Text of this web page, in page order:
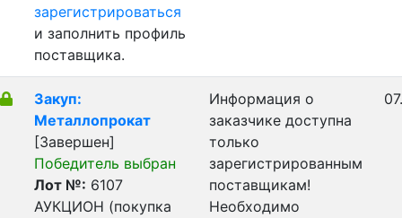
зарегистрироваться
и заполнить профиль
поставщика.
Закуп:
Металлопрокат
[Завершен]
Победитель выбран
Лот №: 6107
АУКЦИОН (покупка
Информация о
заказчике доступна
только
зарегистрированным
поставщикам!
Необходимо